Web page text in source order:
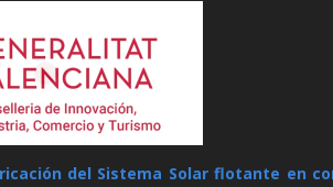
del Sistema Solar flotante en